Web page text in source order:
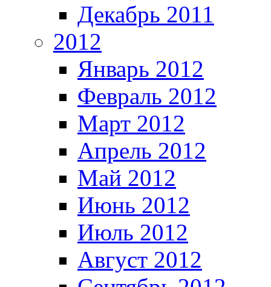
Декабрь 2011
2012
Январь 2012
Февраль 2012
Март 2012
Апрель 2012
Май 2012
Июнь 2012
Июль 2012
Август 2012